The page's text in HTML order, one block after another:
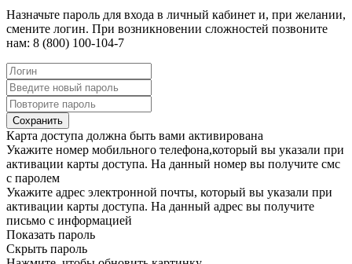
Назначьте пароль для входа в личный кабинет и, при желании,
смените логин. При возникновении сложностей позвоните
нам: 8 (800) 100-104-7
Сохранить
Карта доступа должна быть вами активирована
Укажите номер мобильного телефона,который вы указали при
активации карты доступа. На данный номер вы получите смс
с паролем
Укажите адрес электронной почты, который вы указали при
активации карты доступа. На данный адрес вы получите
письмо с информацией
Показать пароль
Скрыть пароль